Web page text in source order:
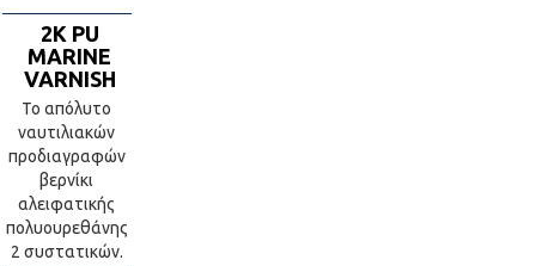
2K PU
MARINE
VARNISH
Το απόλυτο
ναυτιλιακών
προδιαγραφών
βερνίκι
αλειφατικής
πολυουρεθάνης
2 συστατικών.